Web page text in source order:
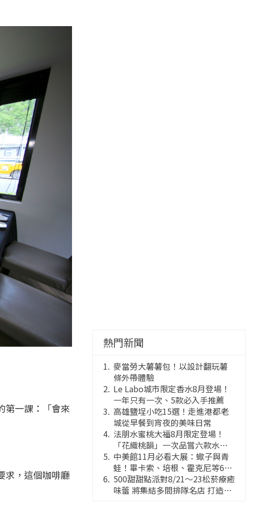
第一課：「會來
求，這個咖啡廳
熱門新聞
麥當勞大薯薯包！以設計翻玩薯
條外帶體驗
Le Labo城市限定香水8月登場！
一年只有一次、5款必入手推薦
高雄鹽埕小吃15選！走進港都老
城從早餐到宵夜的美味日常
法朋水蜜桃大福8月限定登場！
「花織桃韻」一次品嘗六款水蜜
桃花果大福
中美館11月必看大展：蠍子與青
蛙！畢卡索、培根、霍克尼等66
件國巨典藏亮相
500甜甜點派對8/21～23松菸療癒
味蕾 將集結多間排隊名店 打造靈